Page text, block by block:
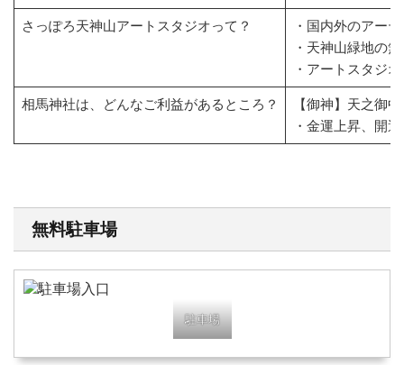
さっぽろ天神山アートスタジオって？
・国内外のアー
・天神山緑地の
・アートスタジ
相馬神社は、どんなご利益があるところ？
【御神】天之御
・金運上昇、開
無料駐車場
駐車場